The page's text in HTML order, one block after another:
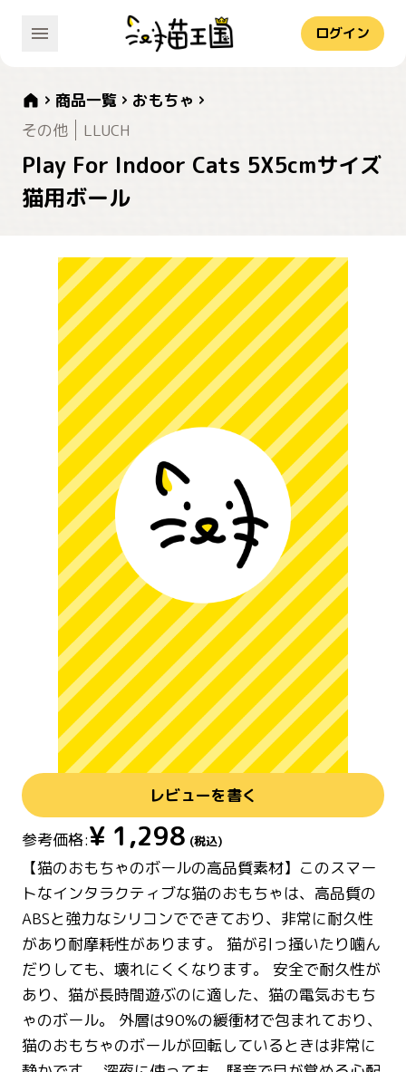
ログイン
商品一覧
おもちゃ
その他
LLUCH
Play For Indoor Cats 5X5cmサイズ
猫用ボール
レビューを書く
参考価格:¥ 1,298 (税込)
【猫のおもちゃのボールの高品質素材】このスマー
トなインタラクティブな猫のおもちゃは、高品質の
ABSと強力なシリコンでできており、非常に耐久性
があり耐摩耗性があります。 猫が引っ掻いたり噛ん
だりしても、壊れにくくなります。 安全で耐久性が
あり、猫が長時間遊ぶのに適した、猫の電気おもち
ゃのボール。 外層は90%の緩衝材で包まれており、
猫のおもちゃのボールが回転しているときは非常に